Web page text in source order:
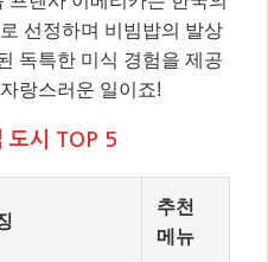
로 선정하며 비빔밥의 발상
독특한 미식 경험을 제공
랑스러운 일이죠!
도시 TOP 5
추천
메뉴